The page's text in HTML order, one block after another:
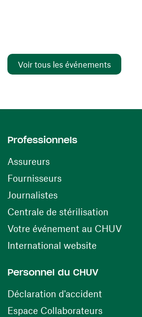
Voir tous les événements
Professionnels
Assureurs
Fournisseurs(ouvre une
Journalistes
Centrale de stérilisation (ouvre
Votre événement au CHUV
International website
Personnel du CHUV
Déclaration d'accident
Espace Collaborateurs(ouvre